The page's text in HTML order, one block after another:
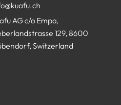
AG c/o Empa,
129, 8600
Switzerland